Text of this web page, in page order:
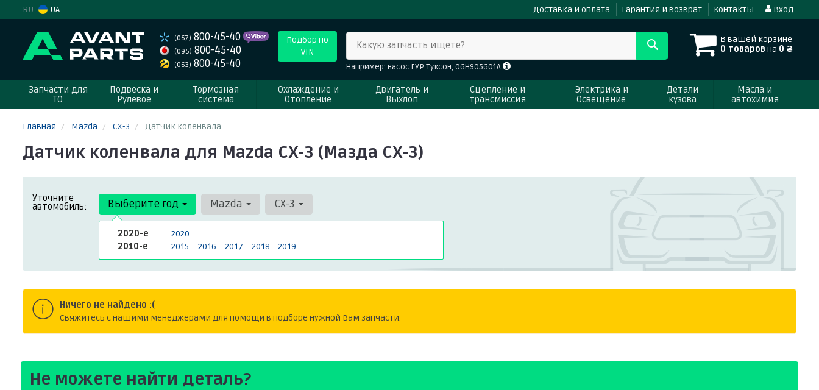
RU UA Доставка и оплата Гарантия и возврат Контакты Вход
(067) 800-45-40
(095) 800-45-40
(063) 800-45-40
Подбор по
VIN
В вашей корзине
0 товаров на 0 ₴
Какую запчасть ищете?
Например: насос ГУР Туксон, 06H905601A
Запчасти для
ТО
Подвеска и
Рулевое
Тормозная
система
Охлаждение и
Отопление
Двигатель и
Выхлоп
Сцепление и
трансмиссия
Электрика и
Освещение
Детали
кузова
Масла и
автохимия
Главная Mazda CX-3 Датчик коленвала
Датчик коленвала для Mazda CX-3 (Мазда СХ-3)
Уточните
автомобиль: Выберите год
2020-е
2020
2010-е
2015 2016 2017 2018 2019
Mazda CX-3
Ничего не найдено :(
Cвяжитесь с нашими менеджерами для помощи в подборе нужной Вам запчасти.
Не можете найти деталь?